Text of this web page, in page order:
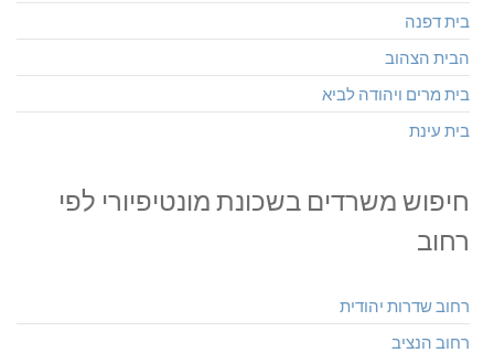
בית דפנה
הבית הצהוב
בית מרים ויהודה לביא
בית עינת
חיפוש משרדים בשכונת מונטיפיורי לפי
רחוב
רחוב שדרות יהודית
רחוב הנציב